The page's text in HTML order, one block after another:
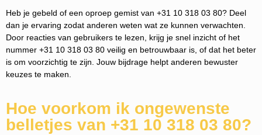
Heb je gebeld of een oproep gemist van +31 10 318 03 80? Deel
dan je ervaring zodat anderen weten wat ze kunnen verwachten.
Door reacties van gebruikers te lezen, krijg je snel inzicht of het
nummer +31 10 318 03 80 veilig en betrouwbaar is, of dat het beter
is om voorzichtig te zijn. Jouw bijdrage helpt anderen bewuster
keuzes te maken.
Hoe voorkom ik ongewenste
belletjes van +31 10 318 03 80?